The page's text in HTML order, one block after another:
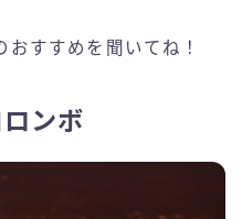
すすめを聞いてね！
ンボ